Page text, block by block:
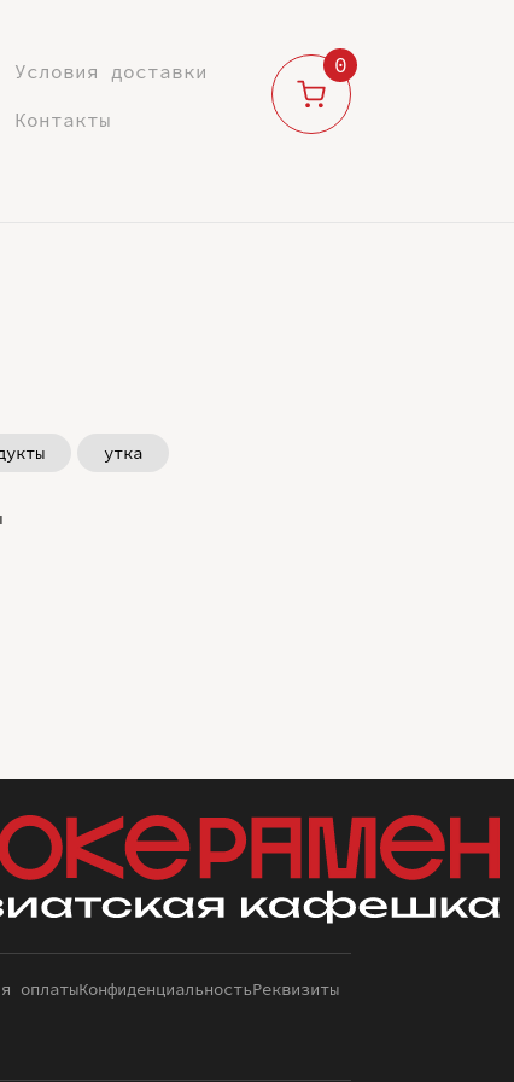
Условия доставки
Контакты
0
утка
оплатыКонфиденциальностьРеквизиты